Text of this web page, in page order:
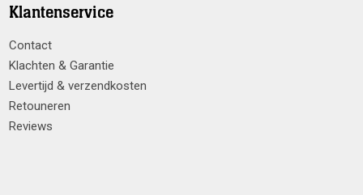
Klantenservice
Contact
Klachten & Garantie
Levertijd & verzendkosten
Retouneren
Reviews